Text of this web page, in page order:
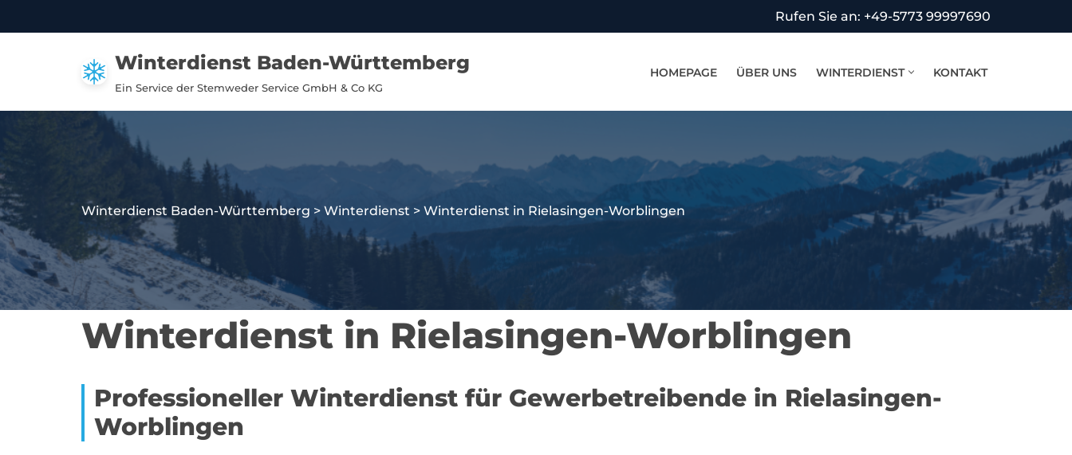
Rufen Sie an: +49-5773 99997690
Winterdienst Baden-Württemberg
Ein Service der Stemweder Service GmbH & Co KG
HOMEPAGE ÜBER UNS WINTERDIENST KONTAKT
Winterdienst Baden-Württemberg > Winterdienst > Winterdienst in Rielasingen-Worblingen
Winterdienst in Rielasingen-Worblingen
Professioneller Winterdienst für Gewerbetreibende in Rielasingen-
Worblingen